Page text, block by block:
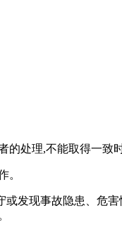
处理,不能取得一致
。
发现事故隐患、危